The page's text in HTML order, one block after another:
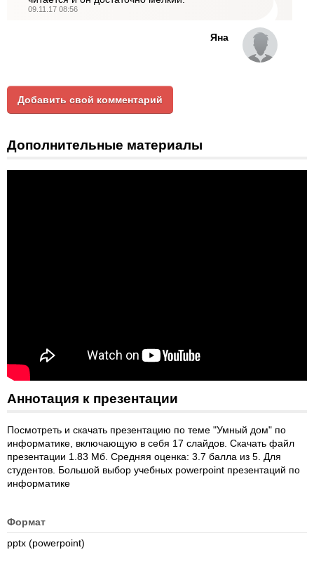
09.11.17 08:56
Яна
Добавить свой комментарий
Дополнительные материалы
Аннотация к презентации
Посмотреть и скачать презентацию по теме "Умный дом" по
информатике, включающую в себя 17 слайдов. Скачать файл
презентации 1.83 Мб. Средняя оценка: 3.7 балла из 5. Для
студентов. Большой выбор учебных powerpoint презентаций по
информатике
Формат
pptx (powerpoint)